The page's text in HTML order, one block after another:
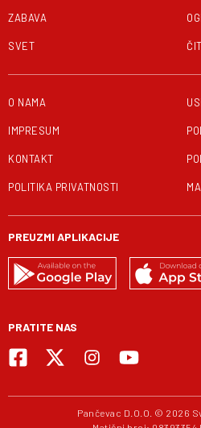
ZABAVA
SVET
O NAMA
IMPRESUM
KONTAKT
POLITIKA PRIVATNOSTI
PREUZMI APLIKACIJE
PRATITE NAS
Pančevac D.O.O. © 2026